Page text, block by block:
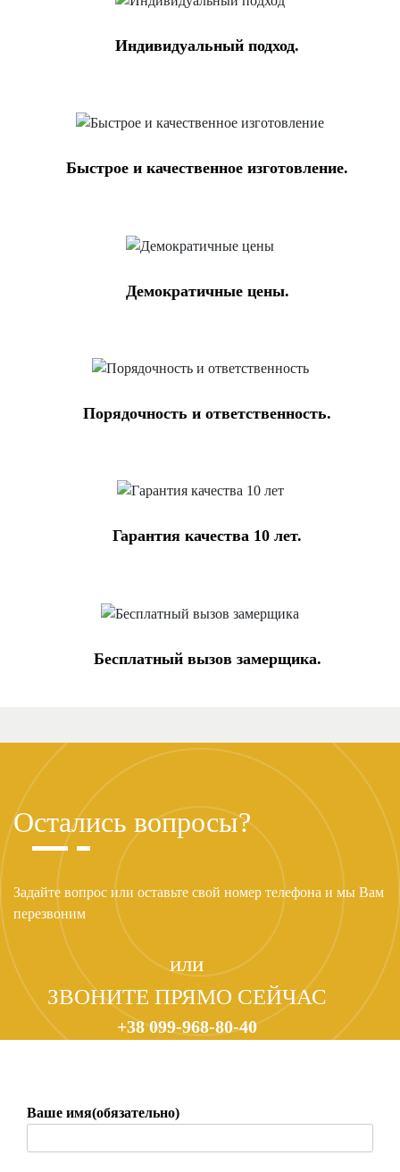
Индивидуальный подход.
Быстрое и качественное изготовление.
Демократичные цены.
Порядочность и ответственность.
Гарантия качества 10 лет.
Бесплатный вызов замерщика.
Остались вопросы?
Задайте вопрос или оставьте свой номер телефона и мы Вам
перезвоним
или
ЗВОНИТЕ ПРЯМО СЕЙЧАС
+38 099-968-80-40
Ваше имя(обязательно)